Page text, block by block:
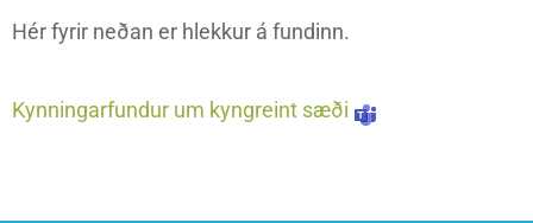
Hér fyrir neðan er hlekkur á fundinn.
Kynningarfundur um kyngreint sæði